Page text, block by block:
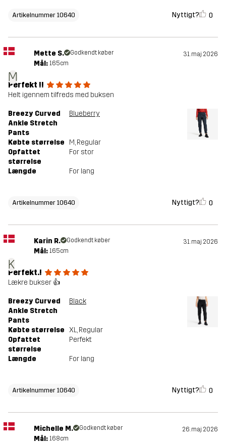
Artikelnummer 10640 Nyttigt? 0
M
Mette S. Godkendt køber 31. maj 2026
Mål: 165cm
Perfekt !!
Helt igennem tilfreds med buksen
Breezy Curved
Ankle Stretch
Pants
Blueberry
Købte størrelse M, Regular
Opfattet
størrelse
For stor
Længde For lang
Artikelnummer 10640 Nyttigt? 0
K
Karin R. Godkendt køber 31. maj 2026
Mål: 165cm
Perfekt.!
Lækre bukser 👍
Breezy Curved
Ankle Stretch
Pants
Black
Købte størrelse XL, Regular
Opfattet
størrelse
Perfekt
Længde For lang
Artikelnummer 10640 Nyttigt? 0
Michelle M. Godkendt køber 26. maj 2026
Mål: 168cm